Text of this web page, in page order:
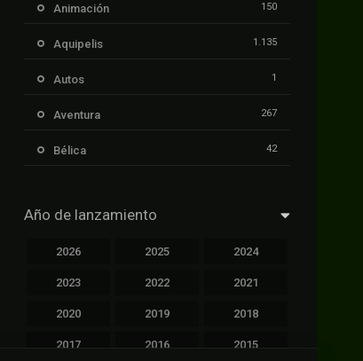
Animación 150
Aquipelis 1.135
Autos 1
Aventura 267
Bélica 42
Cinecalidad
Cinetux 1.139
Año de lanzamiento
2026 2025 2024
2023 2022 2021
2020 2019 2018
2017 2016 2015